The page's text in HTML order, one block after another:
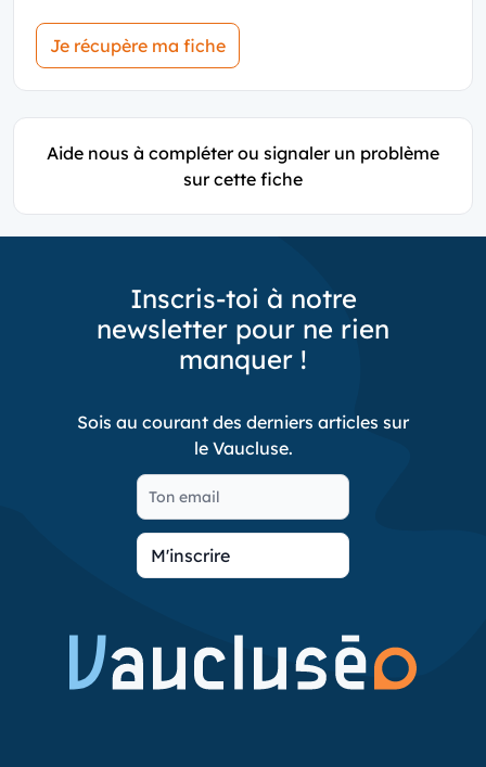
Je récupère ma fiche
Aide nous à compléter ou signaler un problème
sur cette fiche
Inscris-toi à notre
newsletter pour ne rien
manquer !
Sois au courant des derniers articles sur
le Vaucluse.
M'inscrire